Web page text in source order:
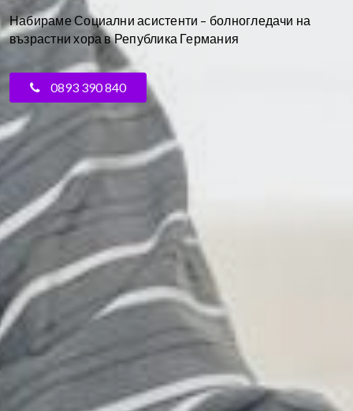
Набираме Социални асистенти – болногледачи на
възрастни хора в Република Германия
0893 390 840